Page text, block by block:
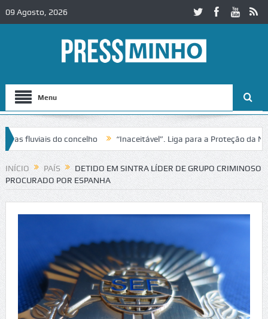
09 Agosto, 2026
Menu
do concelho “Inaceitável”. Liga para a Proteção da
no IC2 em Alcobaça Igreja do Castelo de Cerveira
INÍCIO PAÍS
DETIDO EM SINTRA LÍDER DE GRUPO CRIMINOSO
PROCURADO POR ESPANHA